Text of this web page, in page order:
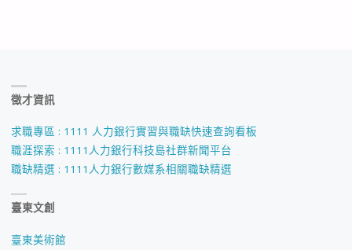
徵才資訊
求職專區 : 1111 人力銀行實習與職缺快速查詢看板
職涯探索 : 1111人力銀行科技島社群新聞平台
職缺精選 : 1111人力銀行數媒系相關職缺精選
臺東文創
臺東美術館